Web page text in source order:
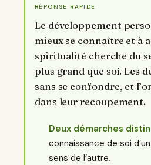
RÉPONSE RAPIDE
Le développement
mieux se connaître et à
spiritualité cherche du
plus grand que soi. Les
sans se confondre, et
dans leur recoupement.
Deux démarches
connaissance de soi
sens de l’autre.